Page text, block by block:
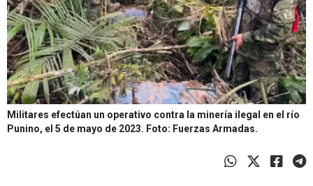
Militares efectúan un operativo contra la minería ilegal en el río
Punino, el 5 de mayo de 2023. Foto: Fuerzas Armadas.